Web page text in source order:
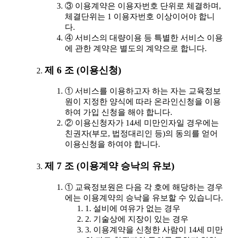
③ 이용계약은 이용자번호 단위로 체결하며,
체결단위는 1 이용자번호 이상이어야 합니
다.
④ 서비스의 대량이용 등 특별한 서비스 이용
에 관한 계약은 별도의 계약으로 합니다.
제 6 조 (이용신청)
① 서비스를 이용하고자 하는 자는 교육정보
원이 지정한 양식에 따라 온라인신청을 이용
하여 가입 신청을 해야 합니다.
② 이용신청자가 14세 미만인자일 경우에는
친권자(부모, 법정대리인 등)의 동의를 얻어
이용신청을 하여야 합니다.
제 7 조 (이용계약 승낙의 유보)
① 교육정보원은 다음 각 호에 해당하는 경우
에는 이용계약의 승낙을 유보할 수 있습니다.
1. 설비에 여유가 없는 경우
2. 기술상에 지장이 있는 경우
3. 이용계약을 신청한 사람이 14세 미만